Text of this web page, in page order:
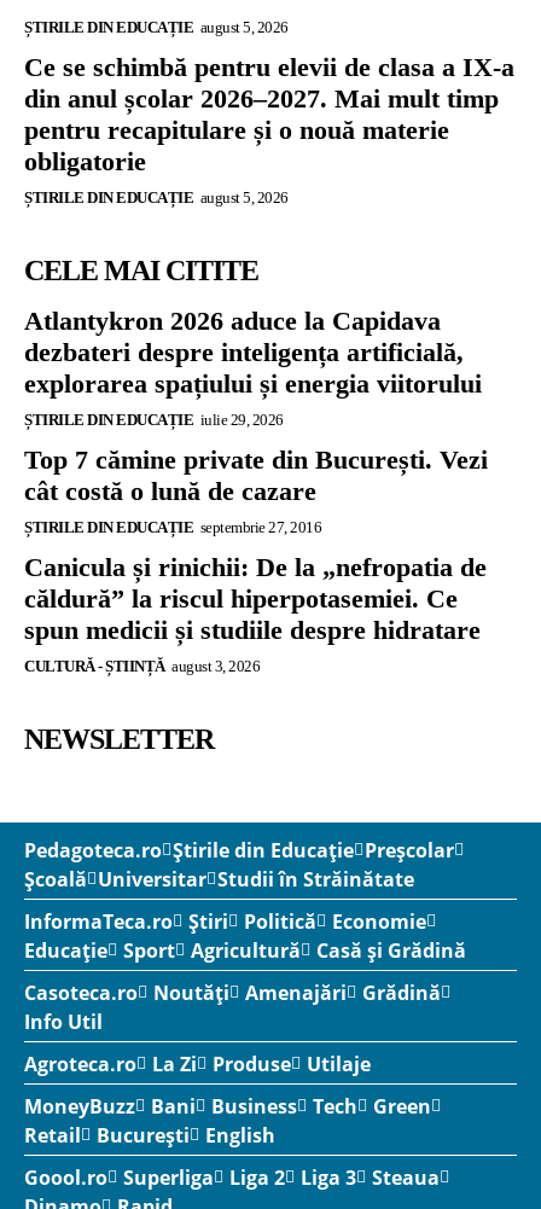
ȘTIRILE DIN EDUCAȚIE august 5, 2026
Ce se schimbă pentru elevii de clasa a IX-a
din anul școlar 2026–2027. Mai mult timp
pentru recapitulare și o nouă materie
obligatorie
ȘTIRILE DIN EDUCAȚIE august 5, 2026
CELE MAI CITITE
Atlantykron 2026 aduce la Capidava
dezbateri despre inteligența artificială,
explorarea spațiului și energia viitorului
ȘTIRILE DIN EDUCAȚIE iulie 29, 2026
Top 7 cămine private din București. Vezi
cât costă o lună de cazare
ȘTIRILE DIN EDUCAȚIE septembrie 27, 2016
Canicula și rinichii: De la „nefropatia de
căldură” la riscul hiperpotasemiei. Ce
spun medicii și studiile despre hidratare
CULTURĂ - ȘTIINȚĂ august 3, 2026
NEWSLETTER
Pedagoteca.ro Știrile din Educație Preșcolar
Școală Universitar Studii în Străinătate
InformaTeca.ro Știri Politică
Economie
Educație Sport Agricultură
Casă și Grădină
Casoteca.ro
Noutăți Amenajări
Grădină
Info Util
Agroteca.ro
La Zi Produse
Utilaje
MoneyBuzz
Bani Business Tech
Green
Retail
București
English
Goool.ro Superliga Liga 2 Liga 3 Steaua